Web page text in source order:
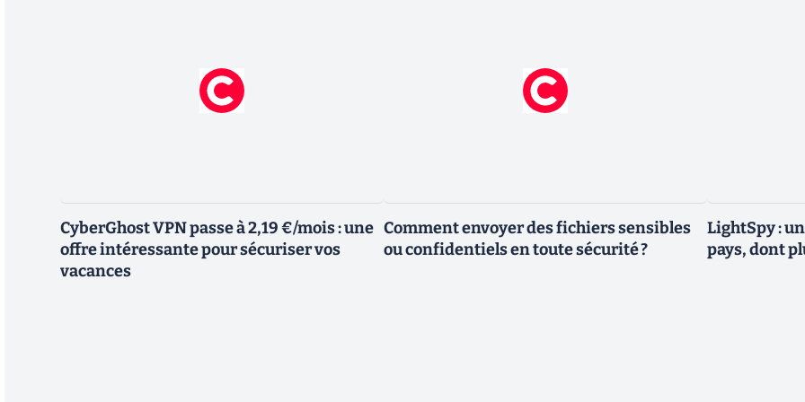
CyberGhost VPN passe à 2,19 €/mois : une
offre intéressante pour sécuriser vos
vacances
Comment envoyer des fichiers sensibles
ou confidentiels en toute sécurité ?
LightSpy :
pays, dont